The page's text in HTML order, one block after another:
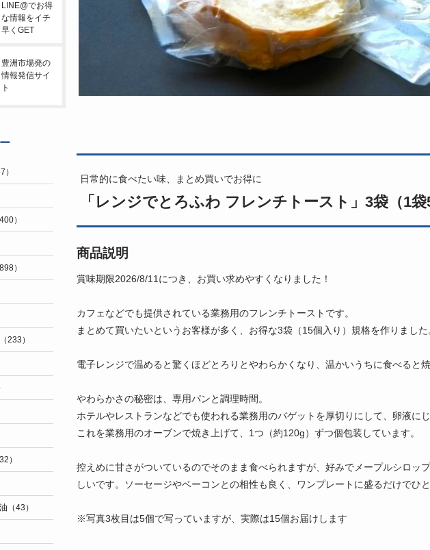
日常的に食べたい味、まとめ買いでお得に
「レンジでとろふわ フレンチトースト」3袋（1
商品説明
賞味期限2026/8/11につき、お買い求めやすくなりました！
カフェなどでも提供されている業務用のフレンチトーストです。
まとめて買いたいというお客様が多く、お得な3袋（15個入り）規格を作りました
電子レンジで温めると驚くほどとろりとやわらかくなり、温かいうちに食べると
やわらかさの秘密は、専用パンと調理時間。
ホテルやレストランなどでも使われる業務用のバゲットを厚切りにして、卵液に
これを業務用のオーブンで焼き上げて、1つ（約120g）ずつ個包装しています。
控えめに甘さがついているのでそのまま食べられますが、好みでメープルシロッ
しいです。ソーセージやベーコンとの相性も良く、ワンプレートに盛るだけでひ
※写真3枚目は5個で写っていますが、実際は15個お届けします
LINE@でお得
な情報をイチ
早くGET
豊洲市場発の
情報発信サイ
ト
）
）
233）
）
（43）